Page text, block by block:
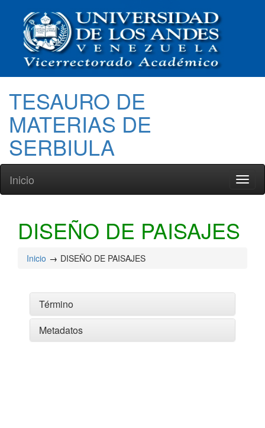
TESAURO DE
MATERIAS DE
SERBIULA
Inicio
DISEÑO DE PAISAJES
Inicio DISEÑO DE PAISAJES
Término
Metadatos